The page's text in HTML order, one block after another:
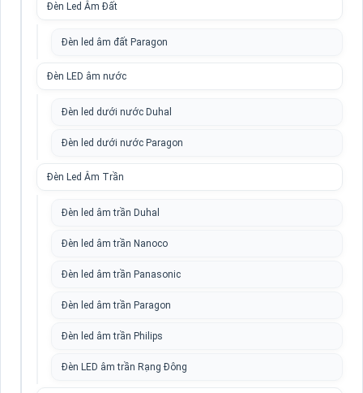
Đèn Led Âm Đất
Đèn led âm đất Paragon
Đèn LED âm nước
Đèn led dưới nước Duhal
Đèn led dưới nước Paragon
Đèn Led Âm Trần
Đèn led âm trần Duhal
Đèn led âm trần Nanoco
Đèn led âm trần Panasonic
Đèn led âm trần Paragon
Đèn led âm trần Philips
Đèn LED âm trần Rạng Đông